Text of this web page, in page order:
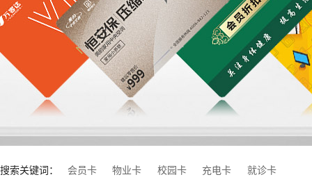
搜索关键词： 会员卡 物业卡 校园卡 充电卡 就诊卡